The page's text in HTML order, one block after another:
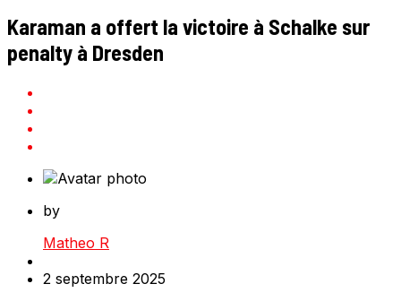
Karaman a offert la victoire à Schalke sur
penalty à Dresden
by
Matheo R
2 septembre 2025